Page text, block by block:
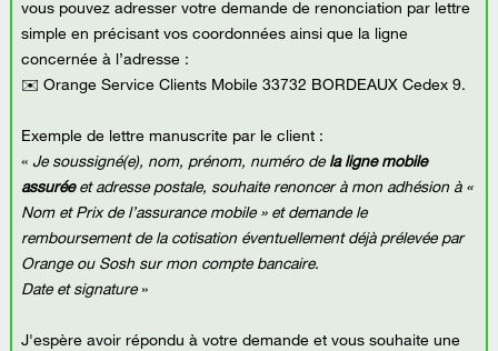
vous pouvez adresser votre demande de renonciation par lettre
simple en précisant vos coordonnées ainsi que la ligne
concernée à l’adresse :
✉️ Orange Service Clients Mobile 33732 BORDEAUX Cedex 9.
Exemple de lettre manuscrite par le client :
«Je soussigné(e), nom, prénom, numéro dela ligne mobile
assuréeet adresse postale, souhaite renoncer à mon adhésion à «
Nom et Prix de l’assurance mobile » et demande le
remboursement de la cotisation éventuellement déjà prélevée par
Orange ou Sosh sur mon compte bancaire.
Date et signature»
J'espère avoir répondu à votre demande et vous souhaite une